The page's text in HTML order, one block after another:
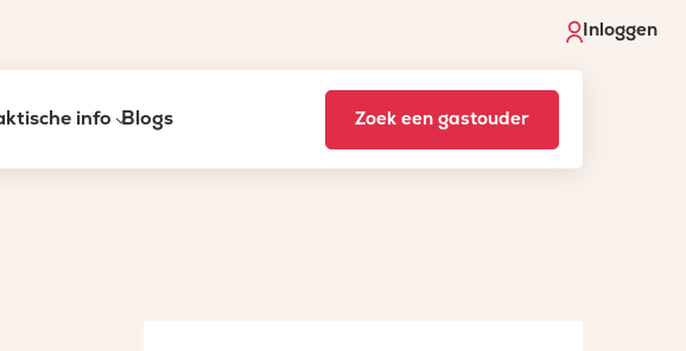
Inloggen
info Blogs Zoek een gastouder